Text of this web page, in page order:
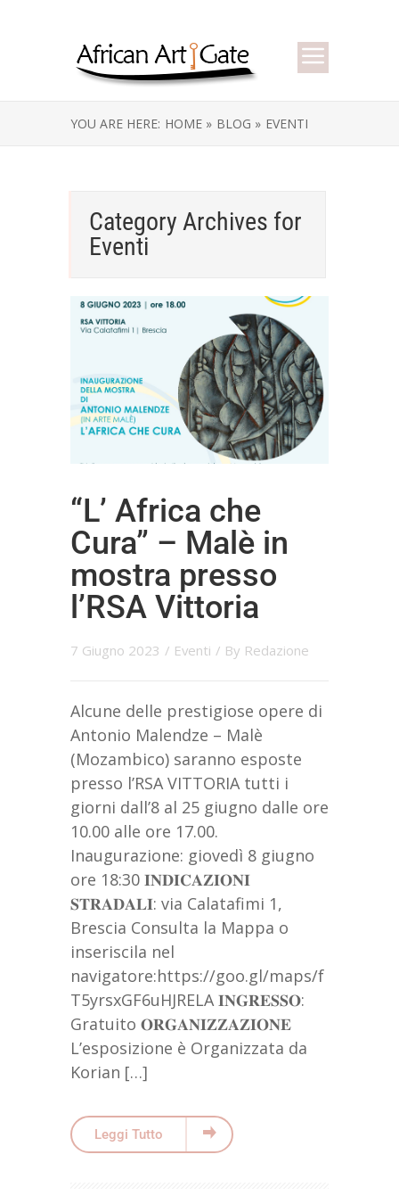
YOU ARE HERE: HOME » BLOG » EVENTI
Category Archives for
Eventi
“L’ Africa che
Cura” – Malè in
mostra presso
l’RSA Vittoria
7 Giugno 2023 / Eventi / By Redazione
Alcune delle prestigiose opere di
Antonio Malendze – Malè
(Mozambico) saranno esposte
presso l’RSA VITTORIA tutti i
giorni dall’8 al 25 giugno dalle ore
10.00 alle ore 17.00.
Inaugurazione: giovedì 8 giugno
ore 18:30 𝐈𝐍𝐃𝐈𝐂𝐀𝐙𝐈𝐎𝐍𝐈
𝐒𝐓𝐑𝐀𝐃𝐀𝐋𝐈: via Calatafimi 1,
Brescia Consulta la Mappa o
inseriscila nel
navigatore:https://goo.gl/maps/f
T5yrsxGF6uHJRELA 𝐈𝐍𝐆𝐑𝐄𝐒𝐒𝐎:
Gratuito 𝐎𝐑𝐆𝐀𝐍𝐈𝐙𝐙𝐀𝐙𝐈𝐎𝐍𝐄
L’esposizione è Organizzata da
Korian […]
Leggi Tutto